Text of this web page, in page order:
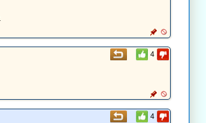
4
4